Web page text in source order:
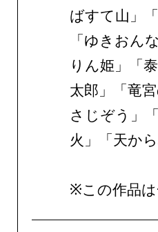
ばすて山」
「ゆきおん
りん姫」「
太郎」「竜
さじぞう」
火」「天か
※この作品